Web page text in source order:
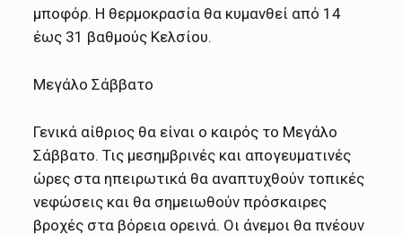
μποφόρ. Η θερμοκρασία θα κυμανθεί από 14
έως 31 βαθμούς Κελσίου.
Μεγάλο Σάββατο
Γενικά αίθριος θα είναι ο καιρός το Μεγάλο
Σάββατο. Τις μεσημβρινές και απογευματινές
ώρες στα ηπειρωτικά θα αναπτυχθούν τοπικές
νεφώσεις και θα σημειωθούν πρόσκαιρες
βροχές στα βόρεια ορεινά. Οι άνεμοι θα πνέουν